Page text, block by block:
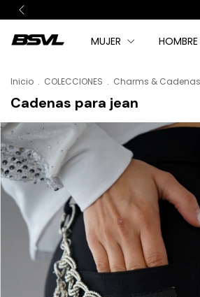
MUJER HOMBRE
Inicio . COLECCIONES . Charms & Cadenas
Cadenas para jean